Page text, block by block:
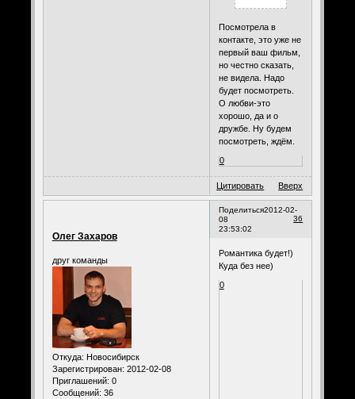
Посмотрела в
контакте, это уже не
первый ваш фильм,
но честно сказать,
не видела. Надо
будет посмотреть.
О любви-это
хорошо, да и о
дружбе. Ну будем
посмотреть, ждём.
0
Цитировать Вверх
Поделиться
36
2012-02-
08
23:53:02
Олег Захаров
друг команды
Откуда: Новосибирск
Зарегистрирован: 2012-02-08
Приглашений: 0
Сообщений: 36
Романтика будет!)
Куда без нее)
0